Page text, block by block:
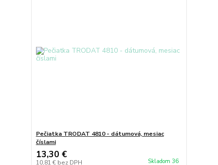
Pečiatka TRODAT 4810 - dátumová, mesiac
číslami
13,30 €
10,81 € bez DPH Skladom 36